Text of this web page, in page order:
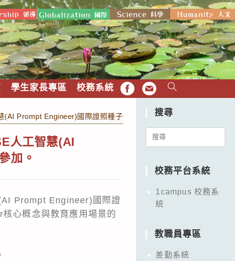
學生家長專區 校務系統 FB EMAIL
Prompt Engineer)國際證照種子教師研習營」，敬邀教師參加。
人工智慧(AI
加。
Prompt Engineer)國際證
心概念與教育應用場景的
搜尋
Search
校務平台系統
1campus 校務系
統
教職員專區
差勤系統